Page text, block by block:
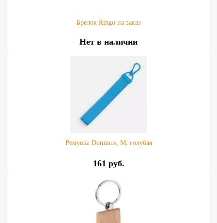
Брелок Ringo на заказ
Нет в наличии
Ремувка Dominus, М, голубая
161 руб.